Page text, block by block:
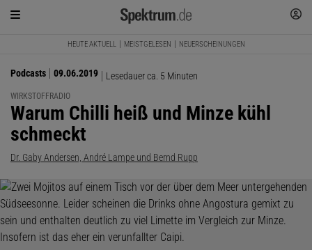
HEUTE AKTUELL MEISTGELESEN NEUERSCHEINUNGEN
Podcasts 09.06.2019 Lesedauer ca. 5 Minuten
WIRKSTOFFRADIO
:
Warum Chilli heiß und Minze kühl
schmeckt
Dr. Gaby Andersen, André Lampe und Bernd Rupp